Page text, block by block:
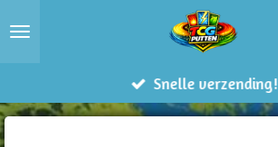
hoofdinhoud
Snelle verzending!